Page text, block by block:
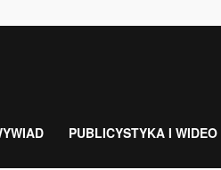
PUBLICYSTYKA I WIDEO